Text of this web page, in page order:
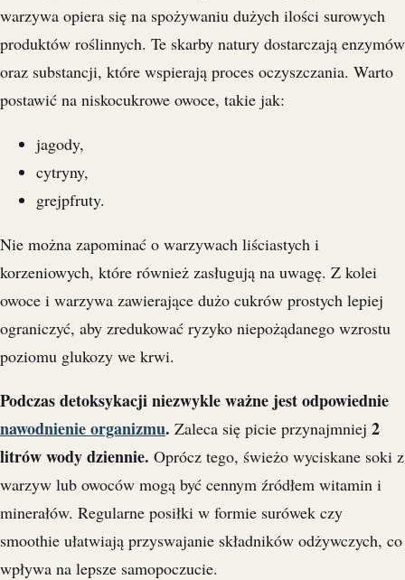
warzywa opiera się na spożywaniu dużych ilości surowych
produktów roślinnych. Te skarby natury dostarczają enzymów
oraz substancji, które wspierają proces oczyszczania. Warto
postawić na niskocukrowe owoce, takie jak:
jagody,
cytryny,
grejpfruty.
Nie można zapominać o warzywach liściastych i
korzeniowych, które również zasługują na uwagę. Z kolei
owoce i warzywa zawierające dużo cukrów prostych lepiej
ograniczyć, aby zredukować ryzyko niepożądanego wzrostu
poziomu glukozy we krwi.
Podczas detoksykacji niezwykle ważne jest odpowiednie
nawodnienie organizmu. Zaleca się picie przynajmniej 2
litrów wody dziennie. Oprócz tego, świeżo wyciskane soki z
warzyw lub owoców mogą być cennym źródłem witamin i
minerałów. Regularne posiłki w formie surówek czy
smoothie ułatwiają przyswajanie składników odżywczych, co
wpływa na lepsze samopoczucie.